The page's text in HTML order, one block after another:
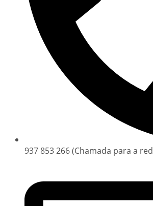
937 853 266 (Chamada para a